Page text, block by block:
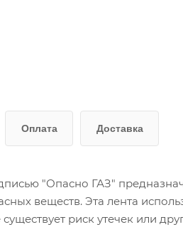
Оплата Доставка
"Опасно ГАЗ"
веществ. Эта лента
риск утечек или